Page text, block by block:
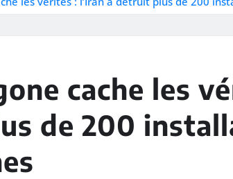
cache les
de 200